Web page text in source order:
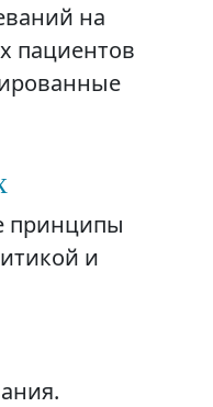
на
пациентов
принципы
и